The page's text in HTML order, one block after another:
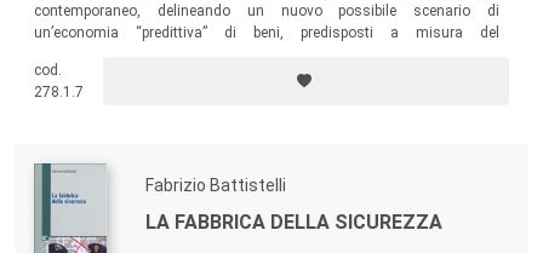
contemporaneo, delineando un nuovo possibile scenario di
un’economia “predittiva” di beni, predisposti a misura del
cod.
278.1.7
Fabrizio Battistelli
LA FABBRICA DELLA SICUREZZA